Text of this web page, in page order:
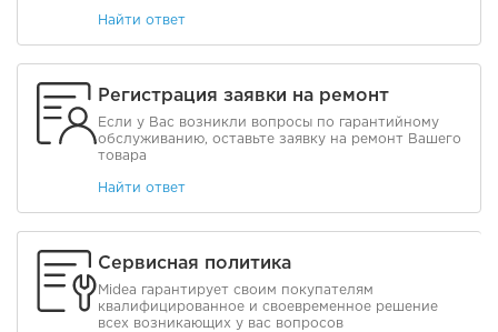
Найти ответ
Регистрация заявки на ремонт
Если у Вас возникли вопросы по гарантийному
обслуживанию, оставьте заявку на ремонт Вашего
товара
Найти ответ
Сервисная политика
Midea гарантирует своим покупателям
квалифицированное и своевременное решение
всех возникающих у вас вопросов